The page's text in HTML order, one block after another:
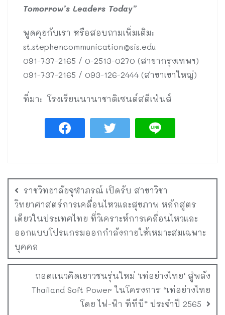
Tomorrow’s Leaders Today”
พูดคุยกับเรา หรือสอบถามเพิ่มเติม:
st.stephencommunication@sis.edu
091-737-2165 / 0-2513-0270 (สาขากรุงเทพฯ)
091-737-2165 / 093-126-2444 (สาขาเขาใหญ่)
ที่มา: โรงเรียนนานาชาติเซนต์สตีเฟ่นส์
ราชวิทยาลัยจุฬาภรณ์ เปิดรับ สาขาวิชา
วิทยาศาสตร์การเคลื่อนไหวและสุขภาพ หลักสูตร
เดียวในประเทศไทย ที่วิเคราะห์การเคลื่อนไหวและ
ออกแบบโปรแกรมออกกำลังกายให้เหมาะสมเฉพาะ
บุคคล
ถอดแนวคิดเยาวชนรุ่นใหม่ ‘เท่อย่างไทย’ สู่พลัง
Thailand Soft Power ในโครงการ “เท่อย่างไทย
โดย ไฟ-ฟ้า ทีทีบี” ประจำปี 2565